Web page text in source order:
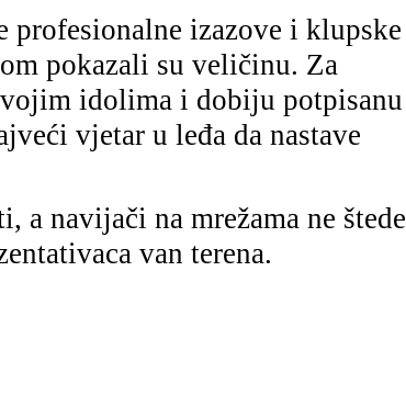
izazove i klupske
pokazali su veličinu. Za
idolima i dobiju potpisanu
vjetar u leđa da nastave
navijači na mrežama ne štede
van terena.